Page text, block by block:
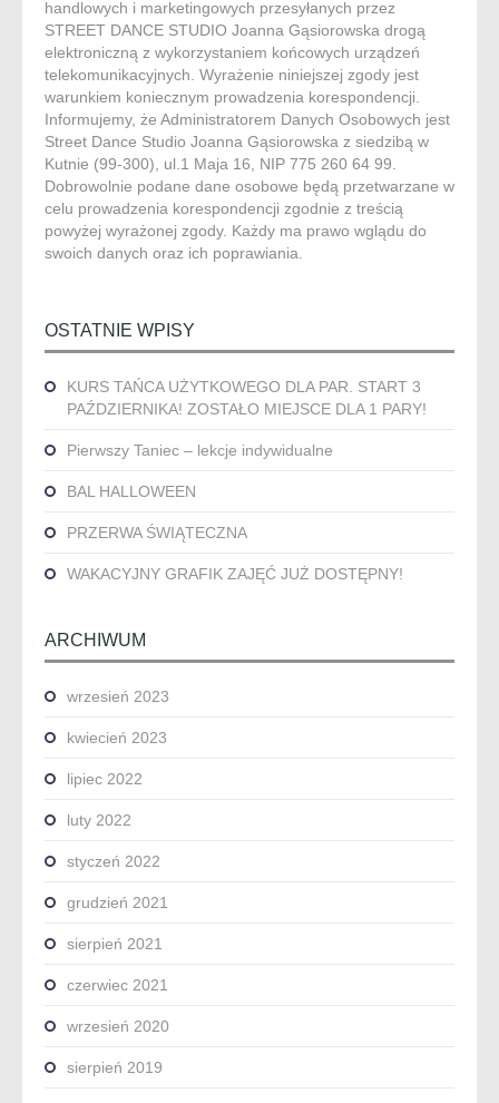
handlowych i marketingowych przesyłanych przez
STREET DANCE STUDIO Joanna Gąsiorowska drogą
elektroniczną z wykorzystaniem końcowych urządzeń
telekomunikacyjnych. Wyrażenie niniejszej zgody jest
warunkiem koniecznym prowadzenia korespondencji.
Informujemy, że Administratorem Danych Osobowych jest
Street Dance Studio Joanna Gąsiorowska z siedzibą w
Kutnie (99-300), ul.1 Maja 16, NIP 775 260 64 99.
Dobrowolnie podane dane osobowe będą przetwarzane w
celu prowadzenia korespondencji zgodnie z treścią
powyżej wyrażonej zgody. Każdy ma prawo wglądu do
swoich danych oraz ich poprawiania.
OSTATNIE WPISY
KURS TAŃCA UŻYTKOWEGO DLA PAR. START 3
PAŹDZIERNIKA! ZOSTAŁO MIEJSCE DLA 1 PARY!
Pierwszy Taniec – lekcje indywidualne
BAL HALLOWEEN
PRZERWA ŚWIĄTECZNA
WAKACYJNY GRAFIK ZAJĘĆ JUŻ DOSTĘPNY!
ARCHIWUM
wrzesień 2023
kwiecień 2023
lipiec 2022
luty 2022
styczeń 2022
grudzień 2021
sierpień 2021
czerwiec 2021
wrzesień 2020
sierpień 2019